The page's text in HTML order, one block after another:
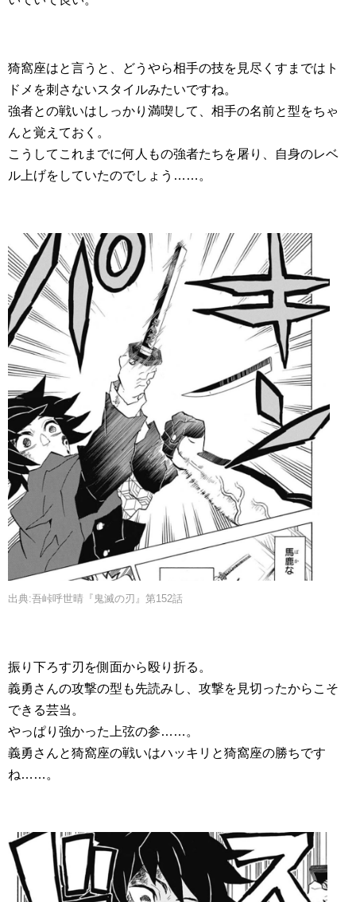
猗窩座はと言うと、どうやら相手の技を見尽くすまではト
ドメを刺さないスタイルみたいですね。
強者との戦いはしっかり満喫して、相手の名前と型をちゃ
んと覚えておく。
こうしてこれまでに何人もの強者たちを屠り、自身のレベ
ル上げをしていたのでしょう……。
出典:吾峠呼世晴『鬼滅の刃』第152話
振り下ろす刃を側面から殴り折る。
義勇さんの攻撃の型も先読みし、攻撃を見切ったからこそ
できる芸当。
やっぱり強かった上弦の参……。
義勇さんと猗窩座の戦いはハッキリと猗窩座の勝ちです
ね……。